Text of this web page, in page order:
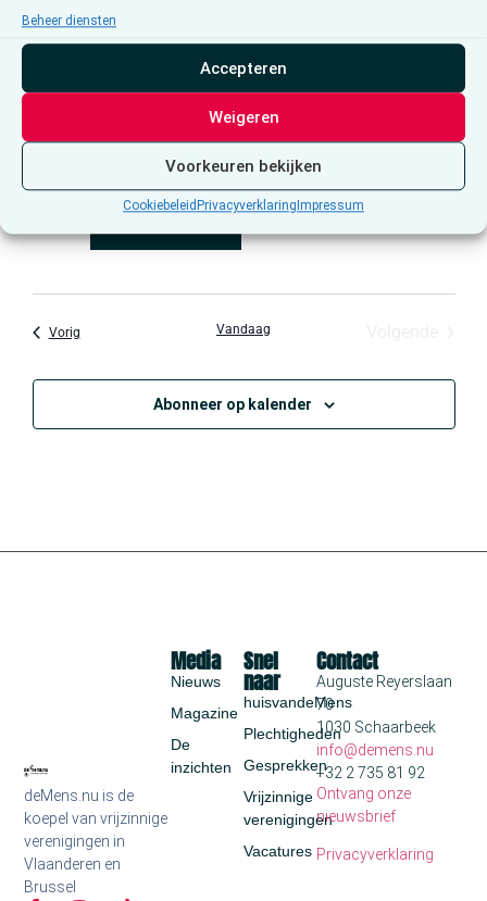
Beheer diensten
Accepteren
Weigeren
Voorkeuren bekijken
Cookiebeleid Privacyverklaring Impressum
dec 2026
7
16:00 16:45 CET
VorigEvenementen Vandaag
Abonneer op kalender
deMens.nu is de
koepel van vrijzinnige
verenigingen in
Vlaanderen en
Brussel
Snel
naar
huisvandeMens
Plechtigheden
Gesprekken
Vrijzinnige
verenigingen
Vacatures
Media
Nieuws
Magazine
De
inzichten
Contact
Auguste Reyerslaan
70
1030 Schaarbeek
info@demens.nu
+32 2 735 81 92
Ontvang onze
nieuwsbrief
Privacyverklaring